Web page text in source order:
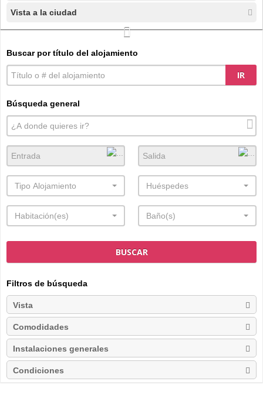
Vista a la ciudad
Buscar por título del alojamiento
IR
Búsqueda general
Tipo Alojamiento Huéspedes
Habitación(es) Baño(s)
BUSCAR
Filtros de búsqueda
Vista
Comodidades
Instalaciones generales
Condiciones